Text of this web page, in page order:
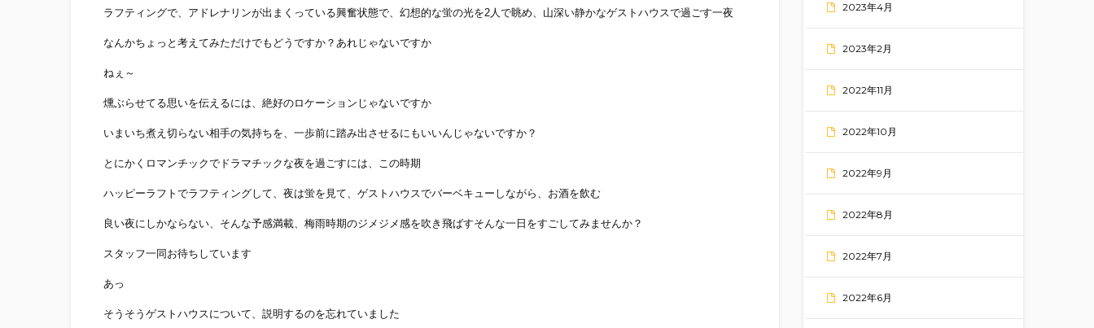
ラフティングで、アドレナリンが出まくっている興奮状態で、幻想的な蛍の光を2人で眺め、山深い静かなゲストハウスで過ごす一夜
なんかちょっと考えてみただけでもどうですか？あれじゃないですか
ねぇ～
燻ぶらせてる思いを伝えるには、絶好のロケーションじゃないですか
いまいち煮え切らない相手の気持ちを、一歩前に踏み出させるにもいいんじゃないですか？
とにかくロマンチックでドラマチックな夜を過ごすには、この時期
ハッピーラフトでラフティングして、夜は蛍を見て、ゲストハウスでバーベキューしながら、お酒を飲む
良い夜にしかならない、そんな予感満載、梅雨時期のジメジメ感を吹き飛ばすそんな一日をすごしてみませんか？
スタッフ一同お待ちしています
あっ
そうそうゲストハウスについて、説明するのを忘れていました
2023年4月
2023年2月
2022年11月
2022年10月
2022年9月
2022年8月
2022年7月
2022年6月